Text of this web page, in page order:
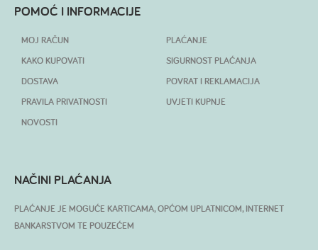
POMOĆ I INFORMACIJE
MOJ RAČUN
KAKO KUPOVATI
DOSTAVA
PRAVILA PRIVATNOSTI
NOVOSTI
PLAĆANJE
SIGURNOST PLAĆANJA
POVRAT I REKLAMACIJA
UVJETI KUPNJE
NAČINI PLAĆANJA
PLAĆANJE JE MOGUĆE KARTICAMA, OPĆOM UPLATNICOM, INTERNET
BANKARSTVOM TE POUZEĆEM